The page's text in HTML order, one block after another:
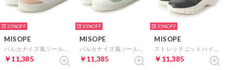
35%
MISOPE
￥11,385
35%
MISOPE
￥11,385
35%
MISOPE
￥11,385